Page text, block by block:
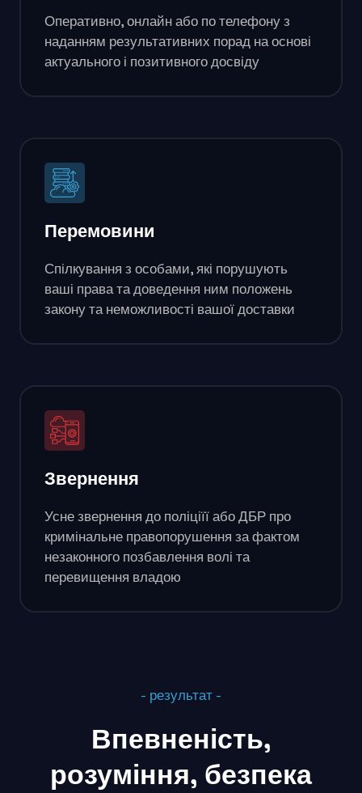
Оперативно, онлайн або по телефону з
наданням результативних порад на основі
актуального і позитивного досвіду
Перемовини
Спілкування з особами, які порушують
ваші права та доведення ним положень
закону та неможливості вашої доставки
Звернення
Усне звернення до поліціїї або ДБР про
кримінальне правопорушення за фактом
незаконного позбавлення волі та
перевищення владою
- результат -
Впевненість,
розуміння, безпека